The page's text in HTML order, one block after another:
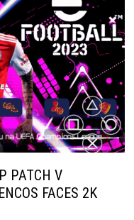
PATCH V
FACES 2K